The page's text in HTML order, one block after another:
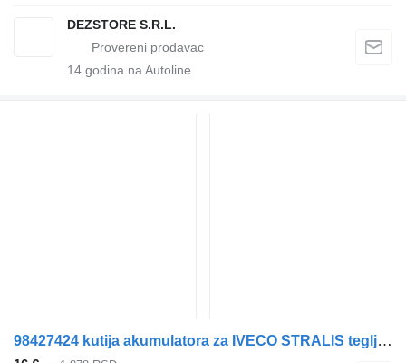
DEZSTORE S.R.L.
14 godina na Autoline
98427424 kutija akumulatora za IVECO STRALIS tegljača